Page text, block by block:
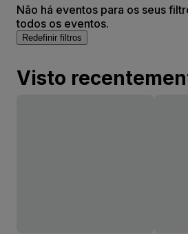
Não há eventos para os seus
todos os eventos.
Redefinir filtros
Visto